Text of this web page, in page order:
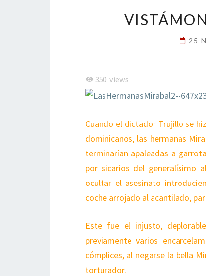
25
350 views
Cuando el dictador Trujillo se
dominicanos, las hermanas
terminarían apaleadas a
por sicarios del generalísimo
ocultar el asesinato
coche arrojado al acantilado,
Este fue el injusto,
previamente varios
cómplices, al negarse la bella
torturador.